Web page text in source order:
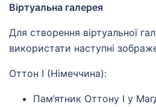
Віртуальна галерея
Для створення віртуальної
використати наступні
Оттон I (Німеччина):
Пам’ятник Оттону I у